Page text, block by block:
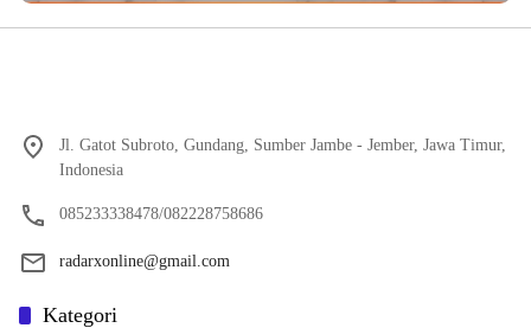
Jl. Gatot Subroto, Gundang, Sumber Jambe - Jember, Jawa Timur,
Indonesia
085233338478/082228758686
radarxonline@gmail.com
Kategori